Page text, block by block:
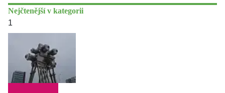
Nejčtenější v kategorii
1